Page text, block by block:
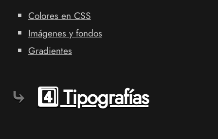
Colores en CSS
Imágenes y fondos
Gradientes
4️⃣ Tipografías